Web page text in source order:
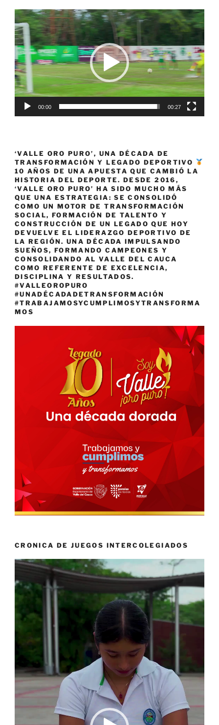
Reproductor
de
vídeo
00:00 00:27
‘VALLE ORO PURO’, UNA DÉCADA DE
TRANSFORMACIÓN Y LEGADO DEPORTIVO
10 AÑOS DE UNA APUESTA QUE CAMBIÓ LA
HISTORIA DEL DEPORTE. DESDE 2016,
‘VALLE ORO PURO’ HA SIDO MUCHO MÁS
QUE UNA ESTRATEGIA: SE CONSOLIDÓ
COMO UN MOTOR DE TRANSFORMACIÓN
SOCIAL, FORMACIÓN DE TALENTO Y
CONSTRUCCIÓN DE UN LEGADO QUE HOY
DEVUELVE EL LIDERAZGO DEPORTIVO DE
LA REGIÓN. UNA DÉCADA IMPULSANDO
SUEÑOS, FORMANDO CAMPEONES Y
CONSOLIDANDO AL VALLE DEL CAUCA
COMO REFERENTE DE EXCELENCIA,
DISCIPLINA Y RESULTADOS.
#VALLEOROPURO
#UNADÉCADADETRANSFORMACIÓN
#TRABAJAMOSYCUMPLIMOSYTRANSFORMA
MOS
CRONICA DE JUEGOS INTERCOLEGIADOS
Reproductor
vídeo